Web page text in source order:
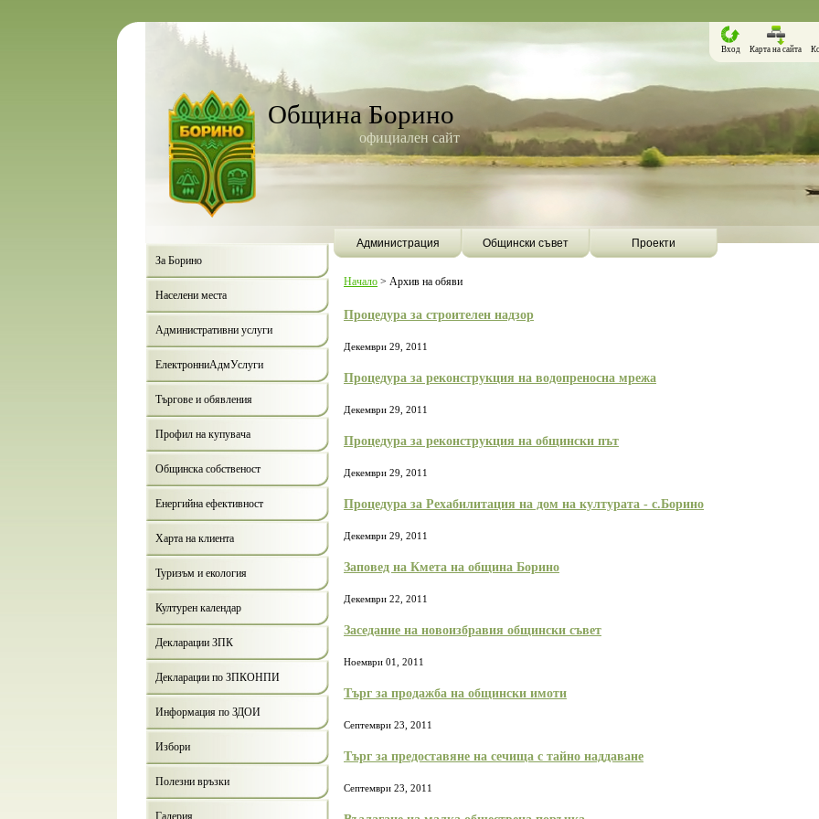
Община Борино
официален сайт
Вход Карта на сайта
Администрация Общински съвет
Проекти
За Борино
Населени места
Административни услуги
ЕлектронниАдмУслуги
Търгове и обявления
Профил на купувача
Общинска собственост
Енергийна ефективност
Харта на клиента
Туризъм и екология
Културен календар
Декларации ЗПК
Декларации по ЗПКОНПИ
Информация по ЗДОИ
Избори
Полезни връзки
Галерия
Начало > Архив на обяви
Процедура за строителен надзор
Декември 29, 2011
Процедура за реконструкция на водопреносна мрежа
Декември 29, 2011
Процедура за реконструкция на общински път
Декември 29, 2011
Процедура за Рехабилитация на дом на културата - с.Борино
Декември 29, 2011
Заповед на Кмета на община Борино
Декември 22, 2011
Заседание на новоизбравия общински съвет
Ноември 01, 2011
Търг за продажба на общински имоти
Септември 23, 2011
Търг за предоставяне на сечища с тайно наддаване
Септември 23, 2011
Дата: 05.08.2026
Годишния отчет за изпълнението и
приключването на Общинския